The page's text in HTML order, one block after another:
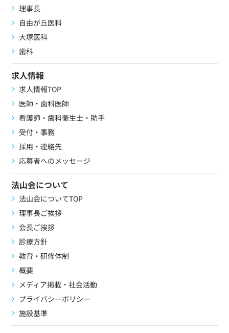
理事長
自由が丘医科
大塚医科
歯科
求人情報
求人情報TOP
医師・歯科医師
看護師・歯科衛生士・助手
受付・事務
採用・連絡先
応募者へのメッセージ
法山会について
法山会についてTOP
理事長ご挨拶
会長ご挨拶
診療方針
教育・研修体制
概要
メディア掲載・社会活動
プライバシーポリシー
施設基準